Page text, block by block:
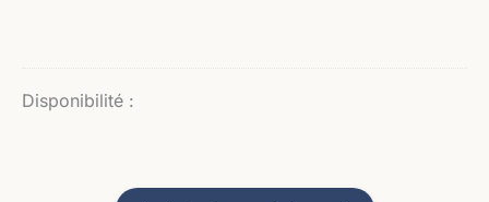
Disponibilité :